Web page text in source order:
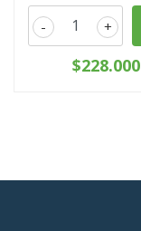
+
-
$228.000